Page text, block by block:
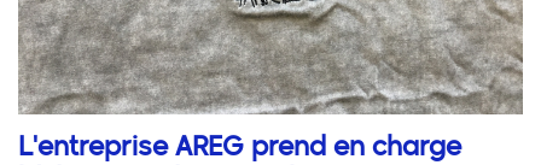
L'entreprise AREG prend en charge